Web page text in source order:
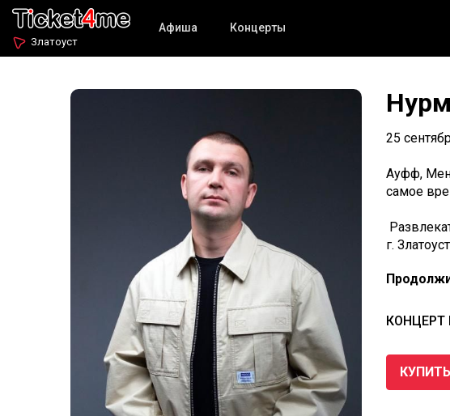
Златоуст
Афиша Концерты
25
Ауфф,
самое
г.
КОНЦЕРТ